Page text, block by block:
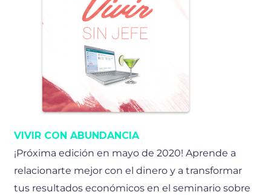
VIVIR CON ABUNDANCIA
¡Próxima edición en mayo de 2020! Aprende a
relacionarte mejor con el dinero y a transformar
tus resultados económicos en el seminario sobre